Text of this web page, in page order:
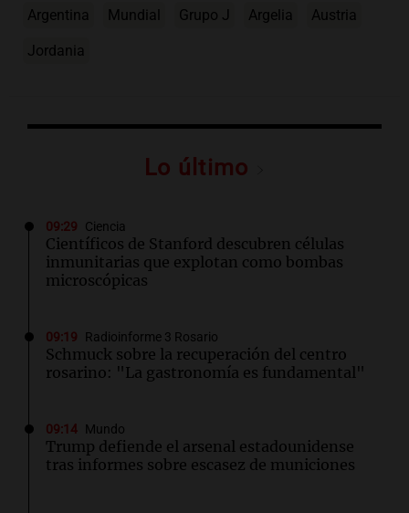
Argentina Mundial Grupo J Argelia Austria
Jordania
Lo último
09:29 Ciencia
Científicos de Stanford descubren células
inmunitarias que explotan como bombas
microscópicas
09:19 Radioinforme 3 Rosario
Schmuck sobre la recuperación del centro
rosarino: "La gastronomía es fundamental"
09:14 Mundo
Trump defiende el arsenal estadounidense
tras informes sobre escasez de municiones